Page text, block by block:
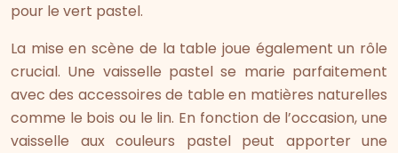
pour le vert pastel.
La mise en scène de la table joue également un rôle
crucial. Une vaisselle pastel se marie parfaitement
avec des accessoires de table en matières naturelles
comme le bois ou le lin. En fonction de l’occasion, une
vaisselle aux couleurs pastel peut apporter une